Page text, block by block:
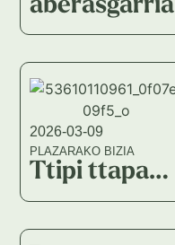
aberasgarria
2026-03-09
PLAZARAKO BIZIA
Ttipi ttapa…